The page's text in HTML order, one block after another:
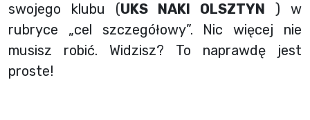
swojego klubu (UKS NAKI OLSZTYN ) w
rubryce „cel szczegółowy”. Nic więcej nie
musisz robić. Widzisz? To naprawdę jest
proste!